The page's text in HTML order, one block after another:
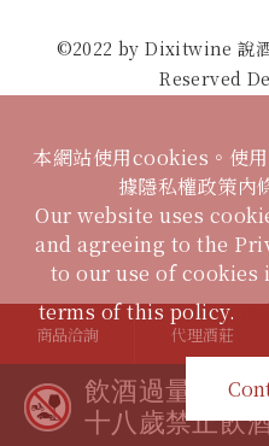
飲酒過量有礙
十八歲禁止飲
©2022 by Dixitwine 說
Reserved
本網站使用cookies。使
據隱私權政策內
Our website uses
and agreeing to the
to our use of cookies
terms of this policy.隱
商品洽詢 代理酒莊